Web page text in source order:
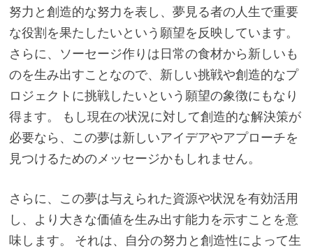
努力と創造的な努力を表し、夢見る者の人生で重要
な役割を果たしたいという願望を反映しています。
さらに、ソーセージ作りは日常の食材から新しいも
のを生み出すことなので、新しい挑戦や創造的なプ
ロジェクトに挑戦したいという願望の象徴にもなり
得ます。 もし現在の状況に対して創造的な解決策が
必要なら、この夢は新しいアイデアやアプローチを
見つけるためのメッセージかもしれません。
さらに、この夢は与えられた資源や状況を有効活用
し、より大きな価値を生み出す能力を示すことを意
味します。 それは、自分の努力と創造性によって生